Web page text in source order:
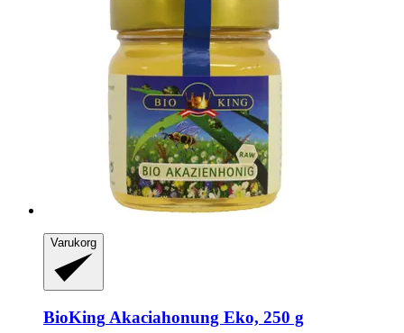
Varukorg
BioKing Akaciahonung Eko, 250 g